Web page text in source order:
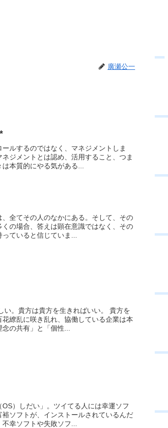
廣瀬公一
ルするのではなく、マネジメントしま
ジメントとは認め、活用すること、つま
本質的にやる気がある...
全てその人のなかにある。そして、その
の場合、答えは顕在意識ではなく、その
ていると信じていま...
い。貴方は貴方を生きればいい。 貴方を
繚乱に咲き乱れ、協働している企業は本
の共有」と「個性...
）しだい」。ツイてる人には幸運ソフ
ソフトが、インストールされているんだ
幸ソフトや失敗ソフ...